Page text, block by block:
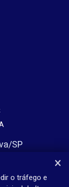
SP
o tráfego e